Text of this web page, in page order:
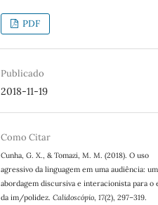
PDF
Publicado
2018-11-19
Como Citar
Cunha, G. X., & Tomazi, M. M. (2018). O uso
agressivo da linguagem em uma audiência:
abordagem discursiva e interacionista para o
da im/polidez.Calidoscópio,17(2), 297–319.